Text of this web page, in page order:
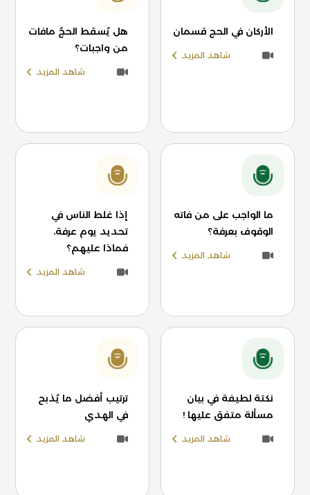
الأركان في الحج قسمان
شاهد المزيد
هل يُسقط الحجُ مافات
من واجبات؟
شاهد المزيد
ما الواجب على من فاته
الوقوف بعرفة؟
شاهد المزيد
إذا غلط الناس في
تحديد يوم عرفة،
فماذا عليهم؟
شاهد المزيد
نكتة لطيفة في بيان
مسألة متفق عليها !
شاهد المزيد
ترتيب أفضل ما يُذبح
في الهدي
شاهد المزيد